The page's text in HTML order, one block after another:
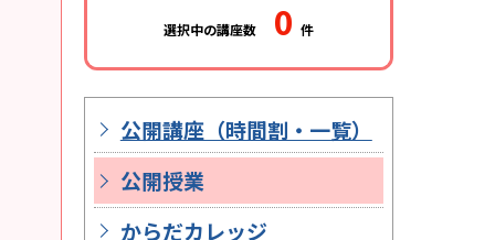
選択中の講座数 0 件
公開講座（時間割・一覧）
公開授業
からだカレッジ